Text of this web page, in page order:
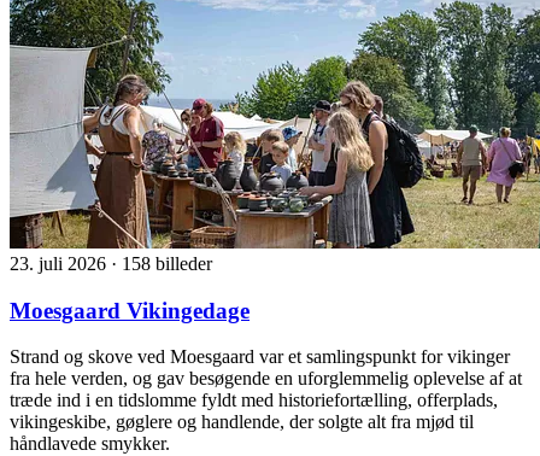
23. juli 2026 · 158 billeder
Moesgaard Vikingedage
Strand og skove ved Moesgaard var et samlingspunkt for vikinger
fra hele verden, og gav besøgende en uforglemmelig oplevelse af at
træde ind i en tidslomme fyldt med historiefortælling, offerplads,
vikingeskibe, gøglere og handlende, der solgte alt fra mjød til
håndlavede smykker.